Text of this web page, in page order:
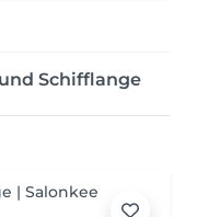
Schifflange